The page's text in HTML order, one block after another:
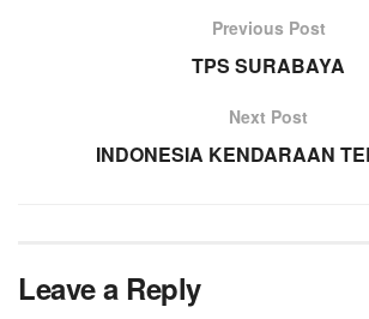
Previous Post
TPS SURABAYA
Next Post
INDONESIA KENDARAAN
Leave a Reply